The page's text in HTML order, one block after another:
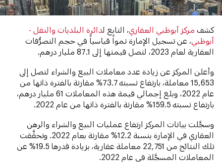
كشفمركز أبوظبي العقاري، التابع ل دائرة البلديات والنقل -
أبوظبي ، عن تسجيل الإمارة نمواً قياسياً في حجم التصرُّفات
العقارية لعام 2023، لتصل قيمتها إلى 87.1 مليار درهم.
وأعلن المركز عن زيادة عدد معاملات البيع والشراء لتصل إلى
15,653 معاملة، بارتفاع نسبته 73.7% مقارنة بالفترة ذاتها من
عام 2022، وبلغ إجمالي قيمة هذه المعاملات 61 مليار درهم،
بارتفاع نسبته 159.5% مقارنة بالفترة ذاتها من عام 2022.
وسجَّلت بيانات المركز ارتفاع عمليات البيع والشراء والرهن
العقاري في الإمارة بنسبة 12.2% مقارنة بعام 2022. وتحقَّقت
تلك النتائج من 22,751 معاملة عقارية، بزيادة قدرها 19.5% عن
المعاملات المسجَّلة في عام 2022.